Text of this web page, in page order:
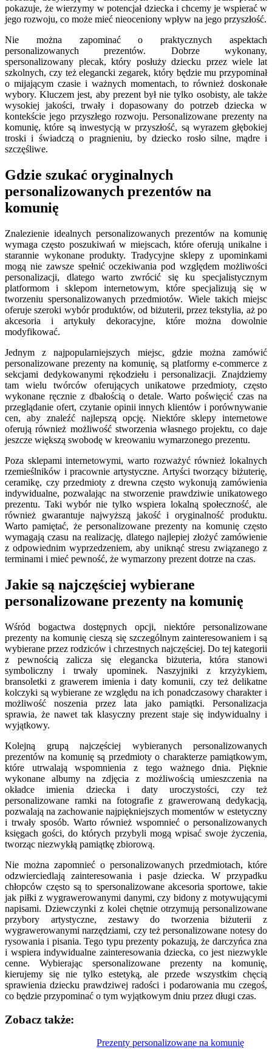
pokazuje, że wierzymy w potencjał dziecka i chcemy je wspierać w
jego rozwoju, co może mieć nieoceniony wpływ na jego przyszłość.
Nie można zapominać o praktycznych aspektach
personalizowanych prezentów. Dobrze wykonany,
spersonalizowany plecak, który posłuży dziecku przez wiele lat
szkolnych, czy też elegancki zegarek, który będzie mu przypominał
o mijającym czasie i ważnych momentach, to również doskonałe
wybory. Kluczem jest, aby prezent był nie tylko osobisty, ale także
wysokiej jakości, trwały i dopasowany do potrzeb dziecka w
kontekście jego przyszłego rozwoju. Personalizowane prezenty na
komunię, które są inwestycją w przyszłość, są wyrazem głębokiej
troski i świadczą o pragnieniu, by dziecko rosło silne, mądre i
szczęśliwe.
Gdzie szukać oryginalnych
personalizowanych prezentów na
komunię
Znalezienie idealnych personalizowanych prezentów na komunię
wymaga często poszukiwań w miejscach, które oferują unikalne i
starannie wykonane produkty. Tradycyjne sklepy z upominkami
mogą nie zawsze spełnić oczekiwania pod względem możliwości
personalizacji, dlatego warto zwrócić się ku specjalistycznym
platformom i sklepom internetowym, które specjalizują się w
tworzeniu spersonalizowanych przedmiotów. Wiele takich miejsc
oferuje szeroki wybór produktów, od biżuterii, przez tekstylia, aż po
akcesoria i artykuły dekoracyjne, które można dowolnie
modyfikować.
Jednym z najpopularniejszych miejsc, gdzie można zamówić
personalizowane prezenty na komunię, są platformy e-commerce z
sekcjami dedykowanymi rękodziełu i personalizacji. Znajdziemy
tam wielu twórców oferujących unikatowe przedmioty, często
wykonane ręcznie z dbałością o detale. Warto poświęcić czas na
przeglądanie ofert, czytanie opinii innych klientów i porównywanie
cen, aby znaleźć najlepszą opcję. Niektóre sklepy internetowe
oferują również możliwość stworzenia własnego projektu, co daje
jeszcze większą swobodę w kreowaniu wymarzonego prezentu.
Poza sklepami internetowymi, warto rozważyć również lokalnych
rzemieślników i pracownie artystyczne. Artyści tworzący biżuterię,
ceramikę, czy przedmioty z drewna często wykonują zamówienia
indywidualne, pozwalając na stworzenie prawdziwie unikatowego
prezentu. Taki wybór nie tylko wspiera lokalną społeczność, ale
również gwarantuje najwyższą jakość i oryginalność produktu.
Warto pamiętać, że personalizowane prezenty na komunię często
wymagają czasu na realizację, dlatego najlepiej złożyć zamówienie
z odpowiednim wyprzedzeniem, aby uniknąć stresu związanego z
terminami i mieć pewność, że wymarzony prezent dotrze na czas.
Jakie są najczęściej wybierane
personalizowane prezenty na komunię
Wśród bogactwa dostępnych opcji, niektóre personalizowane
prezenty na komunię cieszą się szczególnym zainteresowaniem i są
wybierane przez rodziców i chrzestnych najczęściej. Do tej kategorii
z pewnością zalicza się elegancka biżuteria, która stanowi
symboliczny i trwały upominek. Naszyjniki z krzyżykiem,
bransoletki z grawerem imienia i daty komunii, czy też delikatne
kolczyki są wybierane ze względu na ich ponadczasowy charakter i
możliwość noszenia przez lata jako pamiątki. Personalizacja
sprawia, że nawet tak klasyczny prezent staje się indywidualny i
wyjątkowy.
Kolejną grupą najczęściej wybieranych personalizowanych
prezentów na komunię są przedmioty o charakterze pamiątkowym,
które utrwalają wspomnienia z tego ważnego dnia. Pięknie
wykonane albumy na zdjęcia z możliwością umieszczenia na
okładce imienia dziecka i daty uroczystości, czy też
personalizowane ramki na fotografie z grawerowaną dedykacją,
pozwalają na zachowanie najpiękniejszych momentów w estetyczny
i trwały sposób. Warto również wspomnieć o personalizowanych
księgach gości, do których przybyli mogą wpisać swoje życzenia,
tworząc niezwykłą pamiątkę zbiorową.
Nie można zapomnieć o personalizowanych przedmiotach, które
odzwierciedlają zainteresowania i pasje dziecka. W przypadku
chłopców często są to spersonalizowane akcesoria sportowe, takie
jak piłki z wygrawerowanymi danymi, czy bidony z motywującymi
napisami. Dziewczynki z kolei chętnie otrzymują personalizowane
przybory artystyczne, zestawy do tworzenia biżuterii z
wygrawerowanymi narzędziami, czy też personalizowane notesy do
rysowania i pisania. Tego typu prezenty pokazują, że darczyńca zna
i wspiera indywidualne zainteresowania dziecka, co jest niezwykle
cenne. Wybierając spersonalizowane prezenty na komunię,
kierujemy się nie tylko estetyką, ale przede wszystkim chęcią
sprawienia dziecku prawdziwej radości i podarowania mu czegoś,
co będzie przypominać o tym wyjątkowym dniu przez długi czas.
Zobacz także:
Prezenty personalizowane na komunię